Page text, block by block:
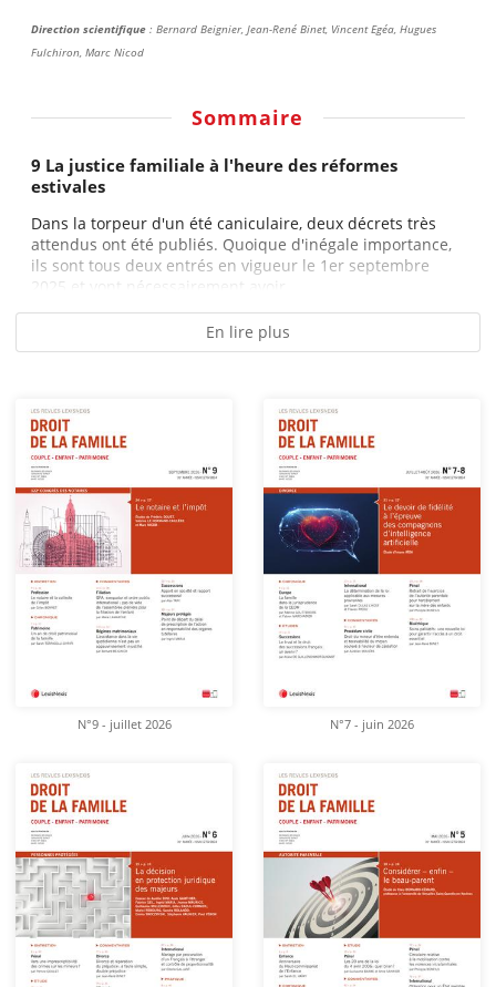
Direction scientifique : Bernard Beignier, Jean-René Binet, Vincent Egéa, Hugues
Fulchiron, Marc Nicod
Sommaire
9 La justice familiale à l'heure des réformes
estivales
Dans la torpeur d'un été caniculaire, deux décrets très
attendus ont été publiés. Quoique d'inégale importance,
ils sont tous deux entrés en vigueur le 1er septembre
2025 et vont nécessairement avoir...
En lire plus
N°9 - juillet 2026 N°7 - juin 2026